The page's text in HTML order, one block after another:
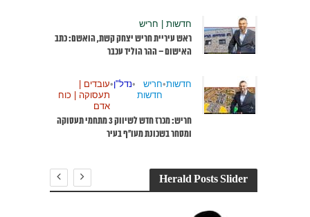
חדשות | חריש
ראש עיריית חריש יצחק קשת, הואשם: כתב
האישום – ההר הוליד עכבר
חדשות•חריש
חדשות
•נדל"ן•עובדים |
תעסוקה | כוח
אדם
חריש: מכרז חדש לשיווק 3 מתחמי תעסוקה
ומסחר בשכונת מעו”ף בעיר
Herald Posts Slider